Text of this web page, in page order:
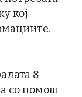
кој
8
со помош